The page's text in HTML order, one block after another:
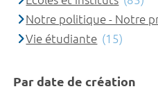
Notre politique - Notre
Vie étudiante (15)
Par date de création